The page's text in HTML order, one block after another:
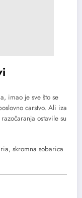
imao je sve što se
carstvo. Ali iza
ostavile su
skromna sobarica